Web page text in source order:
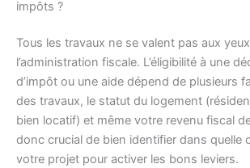
impôts ?
Tous les travaux ne se valent pas aux
l’administration fiscale. L’éligibilité à une
d’impôt ou une aide dépend de plusieurs
des travaux, le statut du logement
bien locatif) et même votre revenu fiscal
donc crucial de bien identifier dans quelle
votre projet pour activer les bons leviers.